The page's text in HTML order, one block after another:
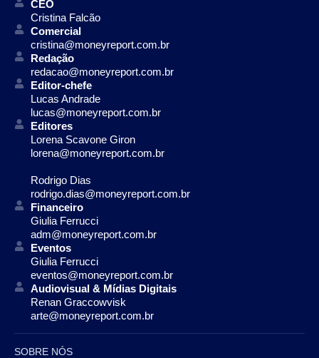
CEO
Cristina Falcão
Comercial
cristina@moneyreport.com.br
Redação
redacao@moneyreport.com.br
Editor-chefe
Lucas Andrade
lucas@moneyreport.com.br
Editores
Lorena Scavone Giron
lorena@moneyreport.com.br
Rodrigo Dias
rodrigo.dias@moneyreport.com.br
Financeiro
Giulia Ferrucci
adm@moneyreport.com.br
Eventos
Giulia Ferrucci
eventos@moneyreport.com.br
Audiovisual & Mídias Digitais
Renan Graccowvisk
arte@moneyreport.com.br
SOBRE NÓS